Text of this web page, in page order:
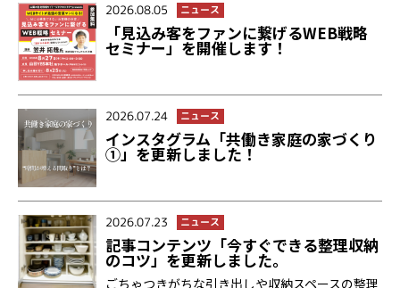
2026.08.05 ニュース
「見込み客をファンに繋げるWEB戦略
セミナー」を開催します！
2026.07.24 ニュース
インスタグラム「共働き家庭の家づくり
①」を更新しました！
2026.07.23 ニュース
記事コンテンツ「今すぐできる整理収納
のコツ」を更新しました。
ごちゃつきがちな引き出しや収納スペースの整理